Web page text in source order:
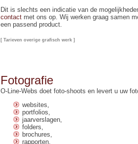
Dit is slechts een indicatie van de
contact met ons op. Wij werken graag samen
een passend product.
[ Tarieven overige grafisch werk ]
Fotografie
O-Line-Webs doet foto-shoots en levert u uw
websites,
portfolios,
jaarverslagen,
folders,
brochures,
rapporten,